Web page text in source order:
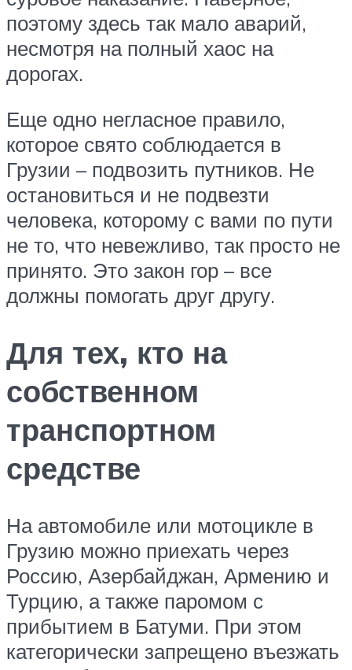
поэтому здесь так мало аварий,
несмотря на полный хаос на
дорогах.
Еще одно негласное правило,
которое свято соблюдается в
Грузии – подвозить путников. Не
остановиться и не подвезти
человека, которому с вами по пути
не то, что невежливо, так просто не
принято. Это закон гор – все
должны помогать друг другу.
Для тех, кто на
собственном
транспортном
средстве
На автомобиле или мотоцикле в
Грузию можно приехать через
Россию, Азербайджан, Армению и
Турцию, а также паромом с
прибытием в Батуми. При этом
категорически запрещено въезжать